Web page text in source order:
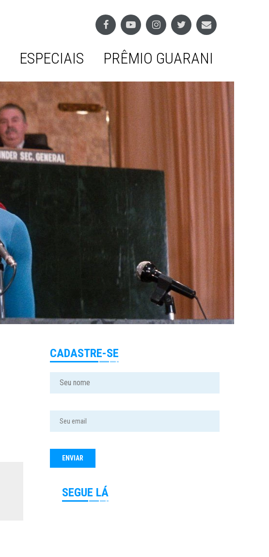
ESPECIAIS PRÊMIO GUARANI
CADASTRE-SE
SEGUE LÁ